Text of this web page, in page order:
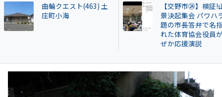
【交野市㉔】検証!山本
景決起集会 パワハラ問
【告発スクープ】
興毅氏も被害者?
い牛肉投資に関与
片桐章浩和歌山県
説明を求める!